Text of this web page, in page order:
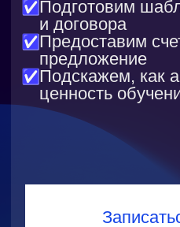
Доступ к пройденным
остаётся с вами навсегда —
теорию, возвращайтесь к ней
время и учитесь без жёстких